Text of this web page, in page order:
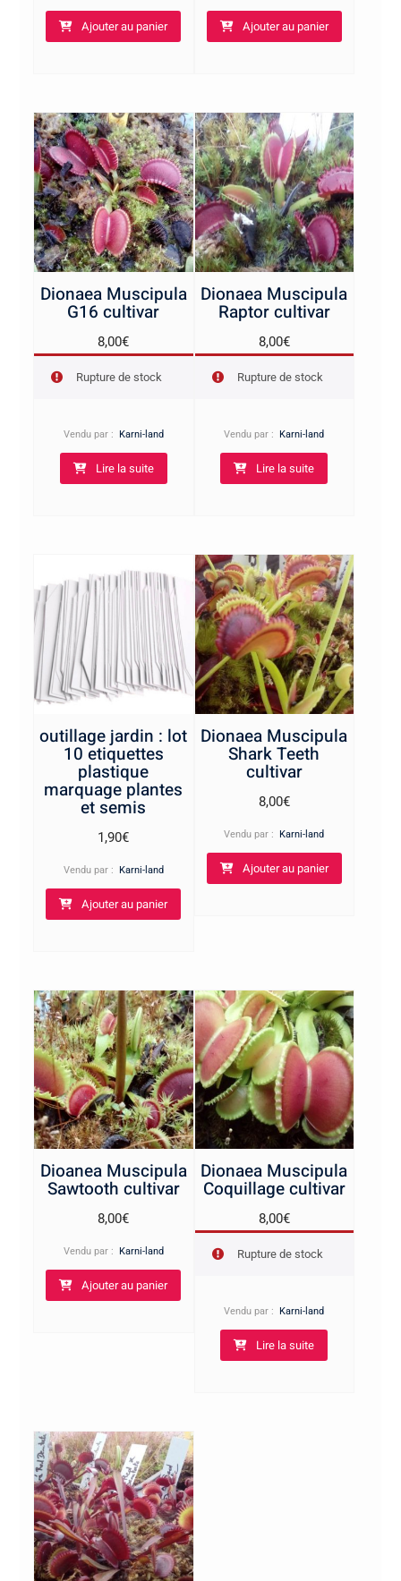
Ajouter au panier Ajouter au panier
Dionaea Muscipula
G16 cultivar
8,00€
Rupture de stock
Vendu par : Karni-land
Lire la suite
Dionaea Muscipula
Raptor cultivar
8,00€
Rupture de stock
Vendu par :Karni-land
Lire la suite
outillage jardin : lot
10 etiquettes
plastique
marquage plantes
et semis
1,90€
Vendu par : Karni-land
Ajouter au panier
Dionaea Muscipula
Shark Teeth
cultivar
8,00€
Vendu par :Karni-land
Ajouter au panier
Dioanea Muscipula
Sawtooth cultivar
8,00€
Vendu par : Karni-land
Ajouter au panier
Dionaea Muscipula
Coquillage cultivar
8,00€
Rupture de stock
Vendu par : Karni-land
Lire la suite